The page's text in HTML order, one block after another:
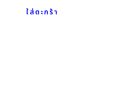
ใส่ตะกร้า